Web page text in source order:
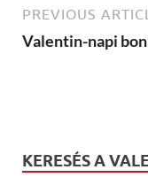
PREVIOUS
Valentin-napi
KERESÉS A